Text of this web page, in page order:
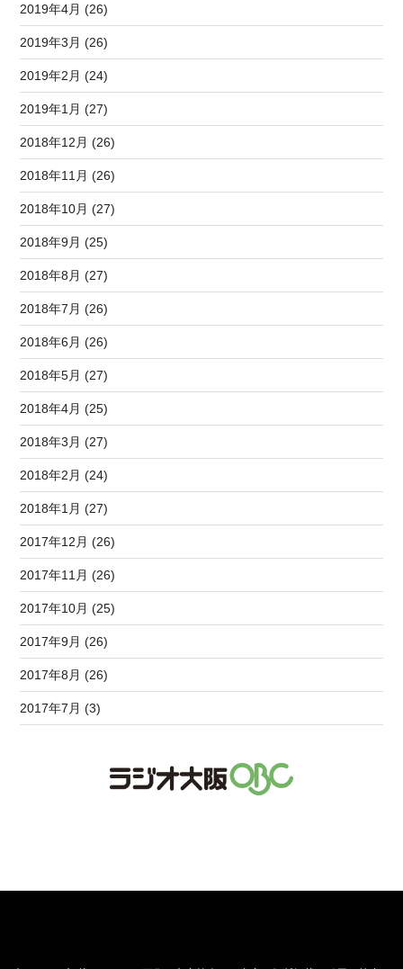
2019年4月 (26)
2019年3月 (26)
2019年2月 (24)
2019年1月 (27)
2018年12月 (26)
2018年11月 (26)
2018年10月 (27)
2018年9月 (25)
2018年8月 (27)
2018年7月 (26)
2018年6月 (26)
2018年5月 (27)
2018年4月 (25)
2018年3月 (27)
2018年2月 (24)
2018年1月 (27)
2017年12月 (26)
2017年11月 (26)
2017年10月 (25)
2017年9月 (26)
2017年8月 (26)
2017年7月 (3)